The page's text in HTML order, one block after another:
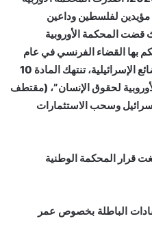
لفلسطين وداعين
قضت المحكمة الأوروبية
حكم بها القضاء الفرنسي في عام
2015 لناشطين دعوا لمقاطعة البضائع الإسرائيلية، تنتهك المادة 10
لحقوق الإنسان”، (مقتطف
وسحب الاستثمارات
قرار المحكمة الوطنية
الباطلة بخصوص عمر